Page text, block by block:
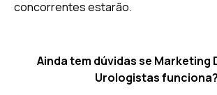
concorrentes estarão.
Ainda tem dúvidas se Marketing
Urologistas funciona?